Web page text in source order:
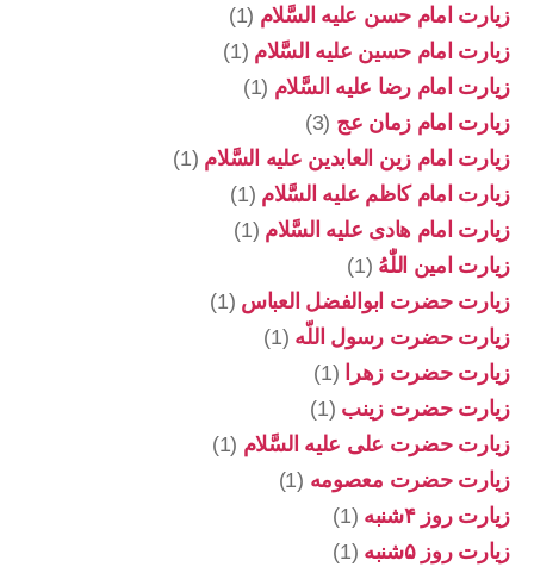
زیارت امام حسن علیه السَّلام (1)
زیارت امام حسین علیه السَّلام (1)
زیارت امام رضا علیه السَّلام (1)
زیارت امام زمان عج (3)
زیارت امام زین العابدین علیه السَّلام (1)
زیارت امام کاظم علیه السَّلام (1)
زیارت امام هادی علیه السَّلام (1)
زیارت امین اللّٰهُ (1)
زیارت حضرت ابوالفضل العباس (1)
زیارت حضرت رسول اللّه (1)
زیارت حضرت زهرا
(1)
زیارت حضرت زینب (1)
زیارت حضرت علی علیه السَّلام (1)
زیارت حضرت معصومه (1)
زیارت روز ۴شنبه
(1)
زیارت روز ۵شنبه
(1)